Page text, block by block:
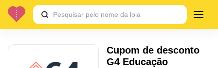
Cupom de desconto
G4 Educação